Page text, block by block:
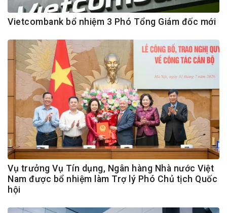
Vietcombank bổ nhiệm 3 Phó Tổng Giám đốc mới
Vụ trưởng Vụ Tín dụng, Ngân hàng Nhà nước Việt
Nam được bổ nhiệm làm Trợ lý Phó Chủ tịch Quốc
hội